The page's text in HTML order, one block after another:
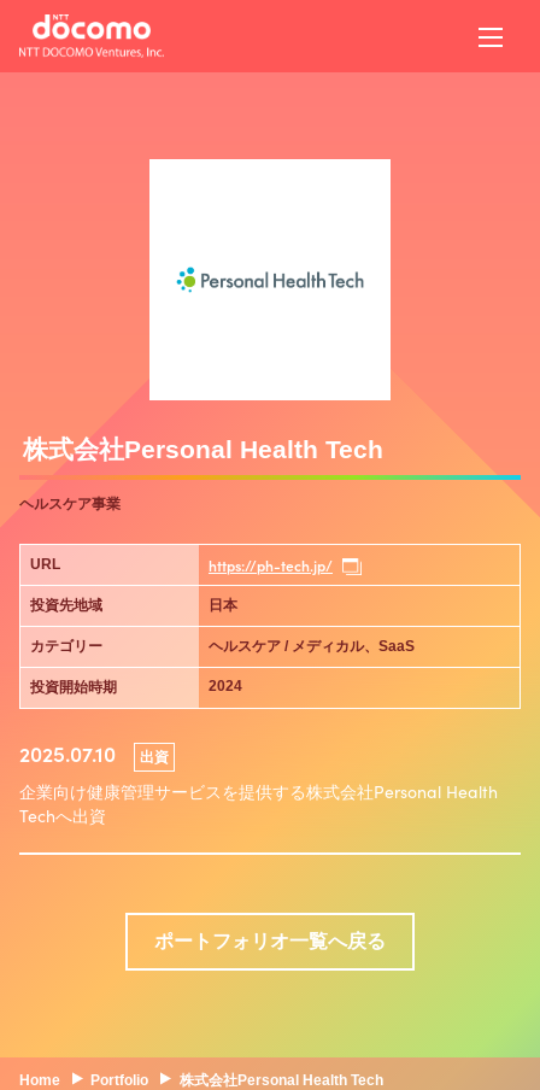
株式会社Personal Health Tech
ヘルスケア事業
URL https://ph-tech.jp/
投資先地域 日本
カテゴリー ヘルスケア / メディカル、SaaS
投資開始時期 2024
2025.07.10 出資
企業向け健康管理サービスを提供する株式会社Personal Health
Techへ出資
ポートフォリオ一覧へ戻る
Home Portfolio 株式会社Personal Health Tech